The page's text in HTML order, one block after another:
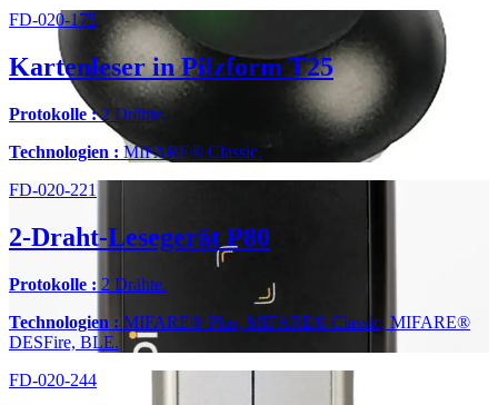
FD-020-175
Kartenleser in Pilzform T25
Protokolle :2 Drähte.
Technologien : MIFARE® Classic.
FD-020-221
2-Draht-Lesegerät P80
Protokolle : 2 Drähte.
Technologien : MIFARE® Plus, MIFARE® Classic, MIFARE®
DESFire, BLE.
FD-020-244